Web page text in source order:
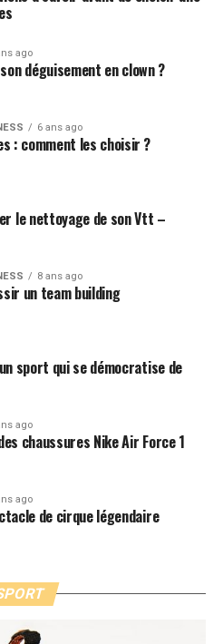
ago
déguisement en clown ?
6 ans ago
: comment les choisir ?
le nettoyage de son Vtt –
8 ans ago
un team building
sport qui se démocratise de
ago
chaussures Nike Air Force 1
ago
de cirque légendaire